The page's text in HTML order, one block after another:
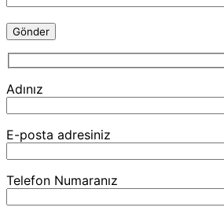
Adınız
E-posta adresiniz
Telefon Numaranız